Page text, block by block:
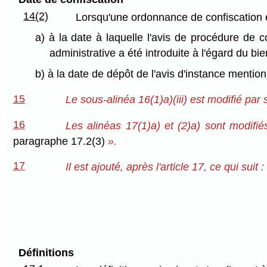
14(2)
Lorsqu'une ordonnance de
a) à la date à laquelle l'avis de procédure de
administrative a été introduite à l'égard du
b) à la date de dépôt de l'avis d'instance
15 Le sous-alinéa 16(1)a)(iii) est modifié par
16
Les alinéas 17(1)a) et (2)a) sont
paragraphe 17.2(3) ».
17 Il est ajouté, après l'article 17, ce qui suit :
Définitions